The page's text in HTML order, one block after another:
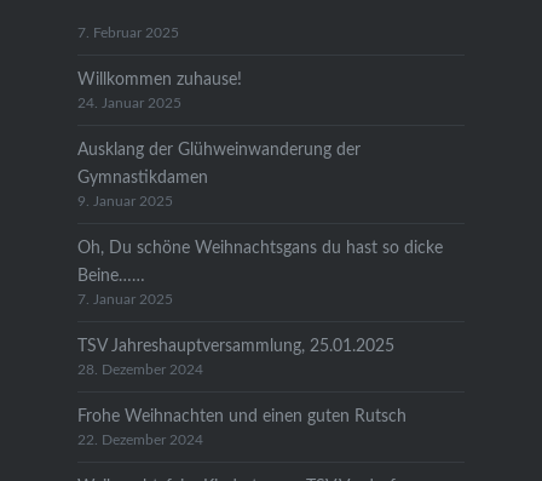
7. Februar 2025
Willkommen zuhause!
24. Januar 2025
Ausklang der Glühweinwanderung der
Gymnastikdamen
9. Januar 2025
Oh, Du schöne Weihnachtsgans du hast so dicke
Beine……
7. Januar 2025
TSV Jahreshauptversammlung, 25.01.2025
28. Dezember 2024
Frohe Weihnachten und einen guten Rutsch
22. Dezember 2024